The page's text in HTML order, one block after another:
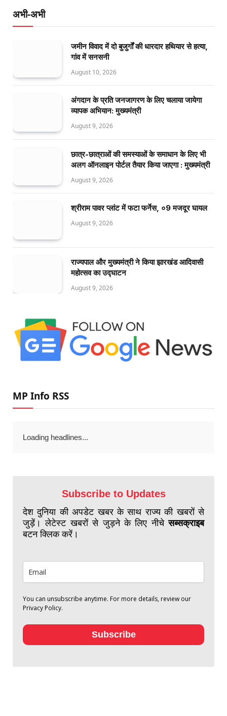
अभी-अभी
जमीन विवाद में दो बुजुर्गों की धारदार हथियार से हत्या,
गांव में सनसनी
August 10, 2026
अंगदान के प्रति जनजागरण के लिए चलाया जायेगा
व्यापक अभियान: मुख्यमंत्री
August 9, 2026
छात्र-छात्राओं की समस्याओं के समाधान के लिए भी
अलग ऑनलाइन पोर्टल तैयार किया जाएगा : मुख्यमंत्री
August 9, 2026
श्रीराम पावर प्लांट में फटा फर्नेस, ०9 मजदूर घायल
August 9, 2026
राज्यपाल और मुख्यमंत्री ने किया झारखंड आदिवासी
महोत्सव का उद्घाटन
August 9, 2026
MP Info RSS
Loading headlines...
Subscribe to Updates
देश दुनिया की अपडेट खबर के साथ राज्य की खबरों से
जुड़ें। लेटेस्ट खबरों से जुड़ने के लिए नीचेसब्सक्राइब
बटन क्लिक करें।
You can unsubscribe anytime. For more details, review our
Privacy Policy.
Subscribe